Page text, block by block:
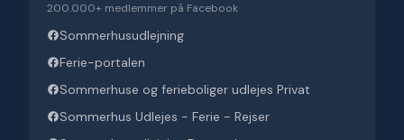
200.000+ medlemmer på Facebook
Sommerhusudlejning
Ferie-portalen
Sommerhuse og ferieboliger udlejes Privat
Sommerhus Udlejes - Ferie - Rejser